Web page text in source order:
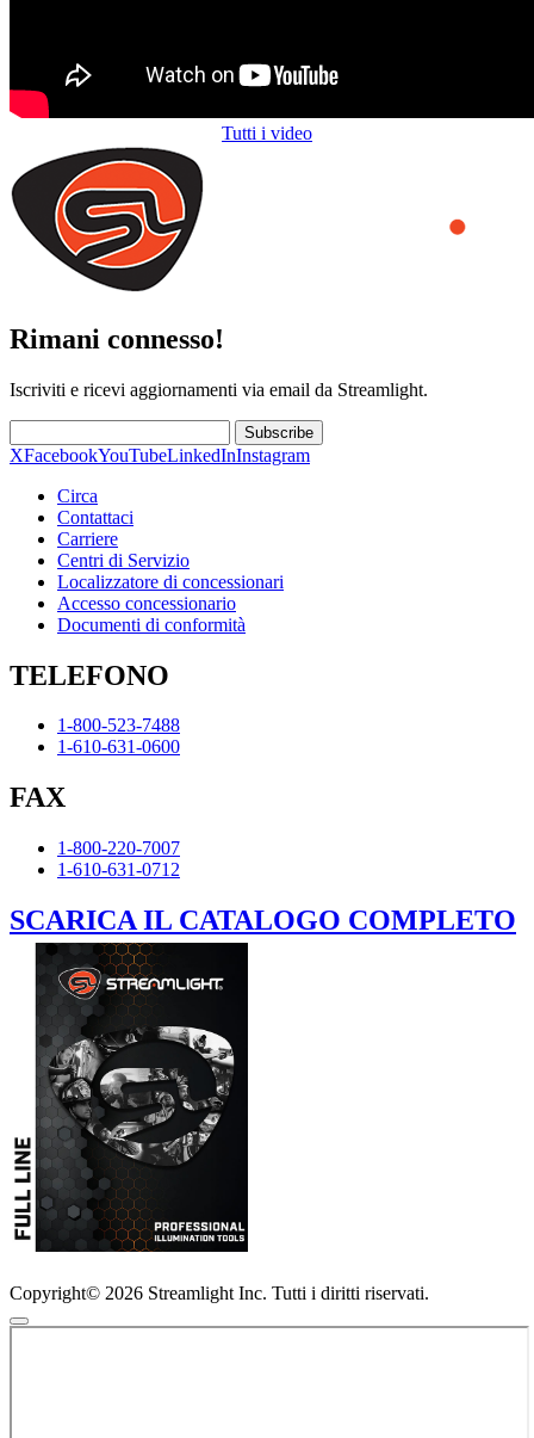
Tutti i video
Rimani connesso!
Iscriviti e ricevi aggiornamenti via email da Streamlight.
Subscribe
XFacebookYouTubeLinkedInInstagram
Circa
Contattaci
Carriere
Centri di Servizio
Localizzatore di concessionari
Accesso concessionario
Documenti di conformità
TELEFONO
1-800-523-7488
1-610-631-0600
FAX
1-800-220-7007
1-610-631-0712
SCARICA IL CATALOGO COMPLETO
Copyright© 2026 Streamlight Inc. Tutti i diritti riservati.